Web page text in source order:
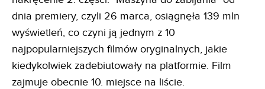
dnia premiery, czyli 26 marca, osiągnęła 139 mln
wyświetleń, co czyni ją jednym z 10
najpopularniejszych filmów oryginalnych, jakie
kiedykolwiek zadebiutowały na platformie. Film
zajmuje obecnie 10. miejsce na liście.